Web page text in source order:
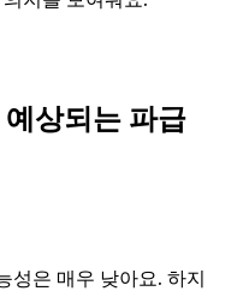
상되는 파급
성은 매우 낮아요. 하지